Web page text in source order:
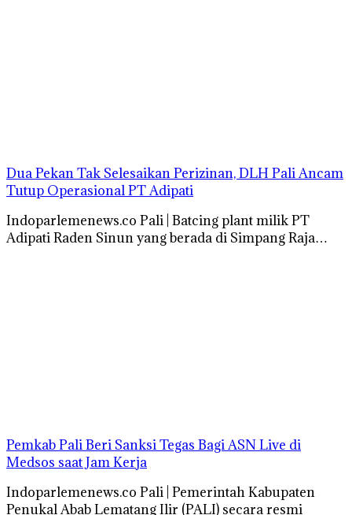
Dua Pekan Tak Selesaikan Perizinan, DLH Pali Ancam
Tutup Operasional PT Adipati
Indoparlemenews.co Pali | Batcing plant milik PT
Adipati Raden Sinun yang berada di Simpang Raja…
Pemkab Pali Beri Sanksi Tegas Bagi ASN Live di
Medsos saat Jam Kerja
Indoparlemenews.co Pali | Pemerintah Kabupaten
Penukal Abab Lematang Ilir (PALI) secara resmi